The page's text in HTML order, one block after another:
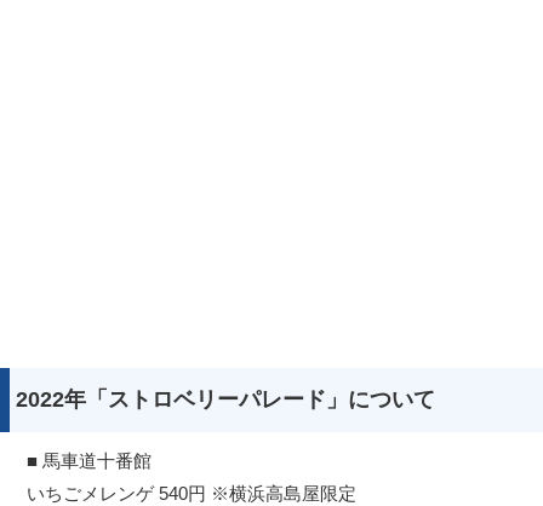
2022年「ストロベリーパレード」について
■ 馬車道十番館
いちごメレンゲ 540円 ※横浜高島屋限定